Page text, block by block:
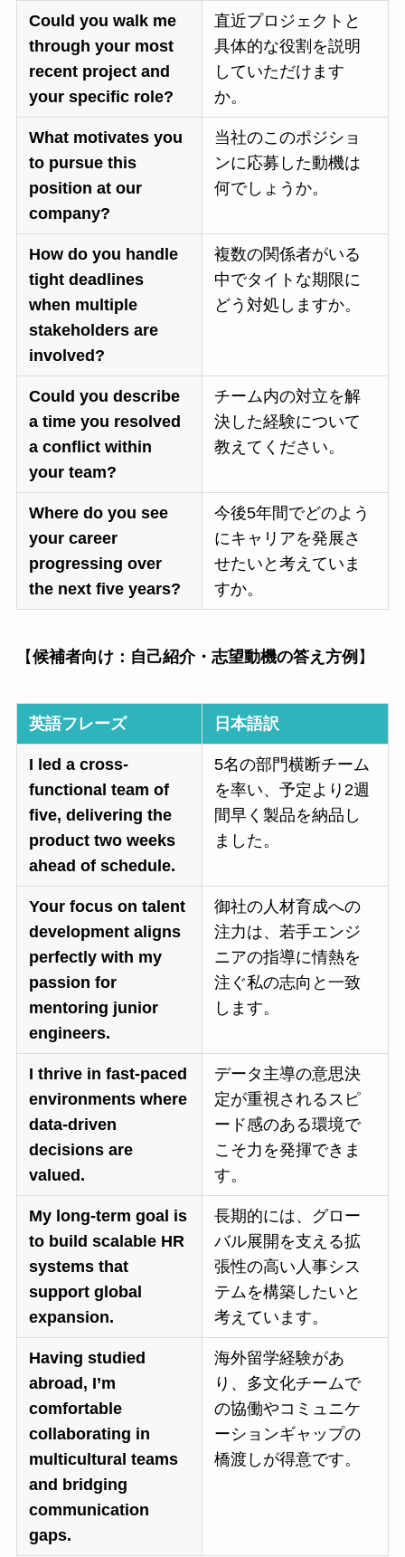
Could you walk me
through your most
recent project and
your specific role?
直近プロジェクトと
具体的な役割を説明
していただけます
か。
What motivates you
to pursue this
position at our
company?
当社のこのポジショ
ンに応募した動機は
何でしょうか。
How do you handle
tight deadlines
when multiple
stakeholders are
involved?
複数の関係者がいる
中でタイトな期限に
どう対処しますか。
Could you describe
a time you resolved
a conflict within
your team?
チーム内の対立を解
決した経験について
教えてください。
Where do you see
your career
progressing over
the next five years?
今後5年間でどのよう
にキャリアを発展さ
せたいと考えていま
すか。
【候補者向け：自己紹介・志望動機の答え方例 】
英語フレーズ 日本語訳
I led a cross-
functional team of
five, delivering the
product two weeks
ahead of schedule.
5名の部門横断チーム
を率い、予定より2週
間早く製品を納品し
ました。
Your focus on talent
development aligns
perfectly with my
passion for
mentoring junior
engineers.
御社の人材育成への
注力は、若手エンジ
ニアの指導に情熱を
注ぐ私の志向と一致
します。
I thrive in fast-paced
environments where
data-driven
decisions are
valued.
データ主導の意思決
定が重視されるスピ
ード感のある環境で
こそ力を発揮できま
す。
My long-term goal is
to build scalable HR
systems that
support global
expansion.
長期的には、グロー
バル展開を支える拡
張性の高い人事シス
テムを構築したいと
考えています。
Having studied
abroad, I’m
comfortable
collaborating in
multicultural teams
and bridging
communication
gaps.
海外留学経験があ
り、多文化チームで
の協働やコミュニケ
ーションギャップの
橋渡しが得意です。